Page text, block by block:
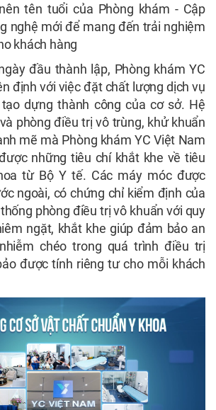
tên tuổi của Phòng khám - Cập
nghệ mới để mang đến trải nghiệm
khách hàng
đầu thành lập, Phòng khám YC
định với việc đặt chất lượng dịch vụ
dựng thành công của cơ sở. Hệ
phòng điều trị vô trùng, khử khuẩn
mẽ mà Phòng khám YC Việt Nam
những tiêu chí khắt khe về tiêu
từ Bộ Y tế. Các máy móc được
ngoài, có chứng chỉ kiểm định của
phòng điều trị vô khuẩn với quy
ngặt, khắt khe giúp đảm bảo an
chéo trong quá trình điều trị
được tính riêng tư cho mỗi khách